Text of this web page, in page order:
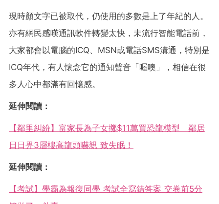
現時顏文字已被取代，仍使用的多數是上了年紀的人。
亦有網民感嘆通訊軟件轉變太快，未流行智能電話前，
大家都會以電腦的ICQ、MSN或電話SMS溝通，特別是
ICQ年代，有人懷念它的通知聲音「喔噢」，相信在很
多人心中都滿有回憶感。
延伸閱讀：
【鄰里糾紛】富家長為子女擲$11萬買恐龍模型 鄰居
日日畀3層樓高龍頭嚇親 致失眠！
延伸閱讀：
【考試】學霸為報復同學 考試全寫錯答案 交卷前5分